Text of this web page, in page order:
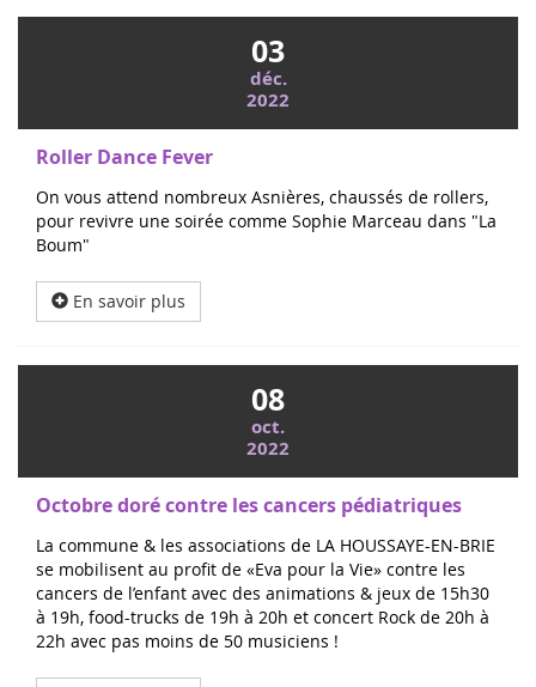
03
déc.
2022
Roller Dance Fever
On vous attend nombreux Asnières, chaussés de rollers,
pour revivre une soirée comme Sophie Marceau dans "La
Boum"
En savoir plus
08
oct.
2022
Octobre doré contre les cancers pédiatriques
La commune & les associations de LA HOUSSAYE-EN-BRIE
se mobilisent au profit de «Eva pour la Vie» contre les
cancers de l’enfant avec des animations & jeux de 15h30
à 19h, food-trucks de 19h à 20h et concert Rock de 20h à
22h avec pas moins de 50 musiciens !